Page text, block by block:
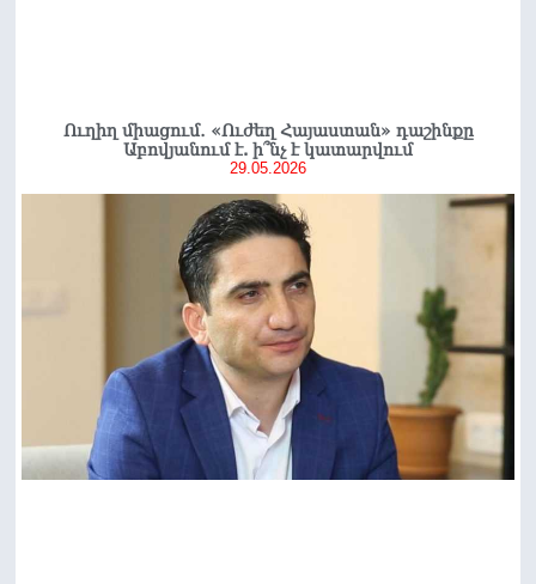
Ուղիղ միացում․ «Ուժեղ Հայաստան» դաշինքը
Աբովյանում է. ի՞նչ է կատարվում
29.05.2026